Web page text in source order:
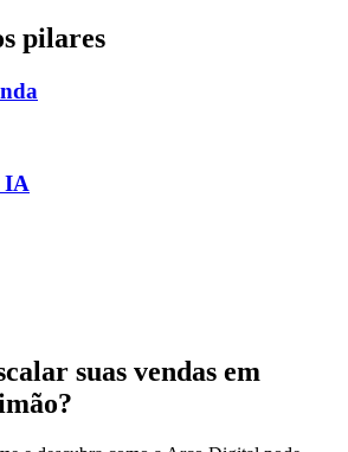
pilares
IA
suas vendas em
?